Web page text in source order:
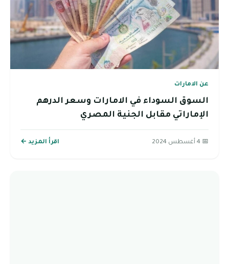
عن الامارات
السوق السوداء في الامارات وسعر الدرهم
الإماراتي مقابل الجنية المصري
📅 4 أغسطس 2024 اقرأ المزيد ←